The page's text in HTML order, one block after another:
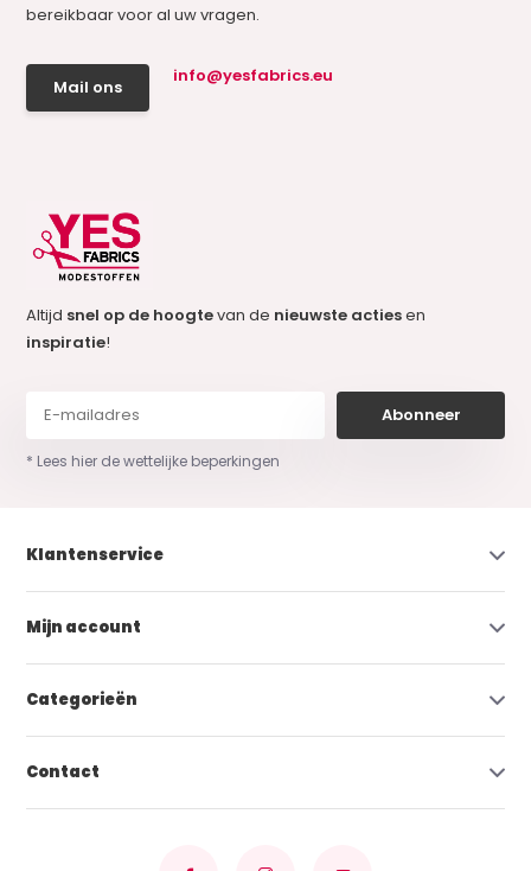
bereikbaar voor al uw vragen.
Mail ons
info@yesfabrics.eu
Altijd snel op de hoogtevan de nieuwste actiesen
inspiratie!
Abonneer
* Lees hier de wettelijke beperkingen
Klantenservice
Mijn account
Categorieën
Contact